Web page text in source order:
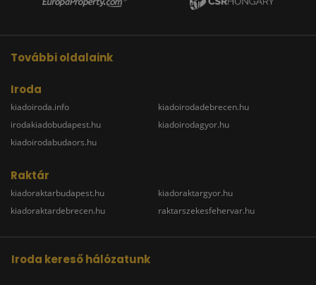
További oldalaink
Iroda
kiadoiroda.info
irodakiadobudapest.hu
kiadoirodabudaors.hu
kiadoirodadebrecen.hu
kiadoirodagyor.hu
Raktár
kiadoraktarbudapest.hu
kiadoraktardebrecen.hu
kiadoraktargyor.hu
raktarszekesfehervar.hu
Iroda kereső hálózatunk